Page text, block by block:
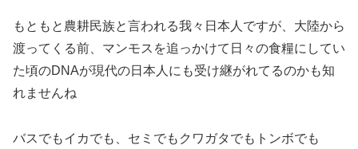
もともと農耕民族と言われる我々日本人ですが、大陸から
渡ってくる前、マンモスを追っかけて日々の食糧にしてい
た頃のDNAが現代の日本人にも受け継がれてるのかも知
れませんね
バスでもイカでも、セミでもクワガタでもトンボでも